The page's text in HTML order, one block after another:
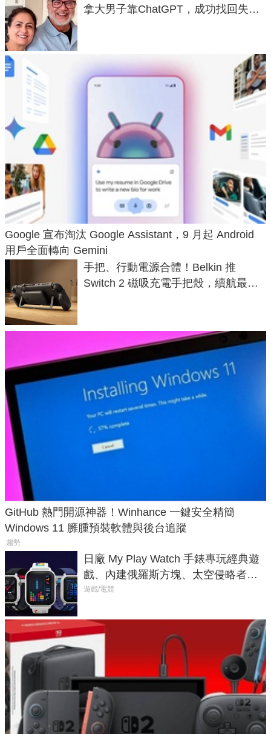
拿大男子靠ChatGPT，成功找回失散
Google 宣布淘汰 Google Assistant，9 月起 Android
用戶全面轉向 Gemini
手把、行動電源合體！Belkin 推
Switch 2 磁吸充電手把殼，續航最高
GitHub 熱門開源神器！Winhance 一鍵安全精簡
Windows 11 臃腫預裝軟體與後台追蹤
趨勢
日廠 My Play Watch 手錶專玩經典遊
戲、內建俄羅斯方塊、太空侵略者，
不過竟然不能連手機？
遊戲/電競